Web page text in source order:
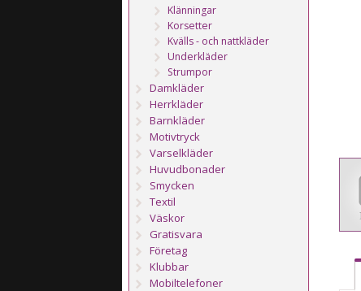
Klänningar
Korsetter
Kvälls - och nattkläder
Underkläder
Strumpor
Damkläder
Herrkläder
Barnkläder
Motivtryck
Varselkläder
Huvudbonader
Smycken
Textil
Väskor
Gratisvara
Företag
Klubbar
Mobiltelefoner